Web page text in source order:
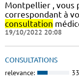
Montpellier , vous
correspondant à
consultation
19/10/2022 20:08
CONSULTATIONS
relevance: